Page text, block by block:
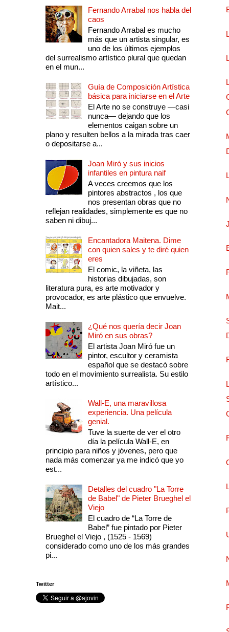
Fernando Arrabal nos habla del
caos
Fernando Arrabal es mucho
más que un artista singular, es
uno de los últimos ejemplos
del surrealismo artístico plural que quedan
en el mun...
Guía de Composición Artística
básica para iniciarse en el Arte
El Arte no se construye —casi
nunca— dejando que los
elementos caigan sobre un
plano y resulten bellos a la mirada tras caer
o depositarse a...
Joan Miró y sus inicios
infantiles en pintura naif
A veces creemos que los
pintores abstractos , los que
nos presentan obras que no
reflejan realidades, simplemente es que no
saben ni dibuj...
Encantadora Maitena. Dime
con quien sales y te diré quien
eres
El comic, la viñeta, las
historias dibujadas, son
literatura pura, es arte motivador y
provocador, es arte plástico que envuelve.
Mait...
¿Qué nos quería decir Joan
Miró en sus obras?
El artista Joan Miró fue un
pintor, escultor y ceramista
español que se destacó sobre
todo en el movimiento surrealista. Su estilo
artístico...
Wall-E, una maravillosa
experiencia. Una película
genial.
Tuve la suerte de ver el otro
día la película Wall-E, en
principio para niños y jóvenes, pero que
nada más comenzar ya me indicó que yo
est...
Detalles del cuadro "La Torre
de Babel" de Pieter Brueghel el
Viejo
El cuadro de “La Torre de
Babel” fue pintado por Pieter
Brueghel el Viejo , (1525 - 1569)
considerado como uno de los más grandes
pi...
Twitter